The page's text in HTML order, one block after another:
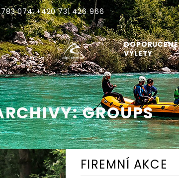
783 074,+420 731 426 966
DOPORUČENÉ
VÝLETY
GROUPS
FIREMNÍ AKCE